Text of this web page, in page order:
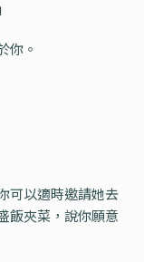
你。
可以適時邀請她去
飯夾菜，說你願意